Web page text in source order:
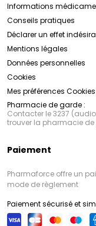
Informations
Conseils pratiques
Déclarer un effet
Mentions légales
Données personnelles
Cookies
Mes préférences Cookies
Pharmacie de garde :
Contacter le 3237
trouver la pharmacie
Paiement
Pharmaforce offre un
mode de règlement
Paiement sécurisé et